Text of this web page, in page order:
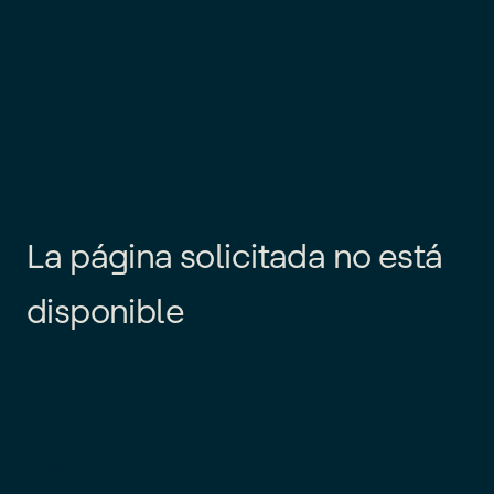
La página solicitada no está
disponible